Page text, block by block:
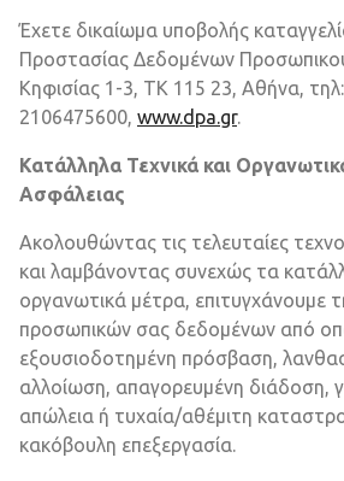
Έχετε δικαίωμα υποβολής
Προστασίας Δεδομένων
Κηφισίας 1-3, ΤΚ 115 23, Αθήνα, τηλ:
2106475600, www.dpa.gr.
Κατάλληλα Τεχνικά και
Ασφάλειας
Ακολουθώντας τις τελευταίες
και λαμβάνοντας συνεχώς τα
οργανωτικά μέτρα, επιτυγχάνουμε
προσωπικών σας δεδομένων από
εξουσιοδοτημένη πρόσβαση,
αλλοίωση, απαγορευμένη διάδοση,
απώλεια ή τυχαία/αθέμιτη
κακόβουλη επεξεργασία.